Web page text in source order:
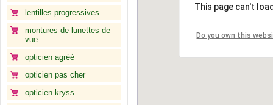
lentilles progressives
montures de lunettes de
vue
opticien agréé
opticien pas cher
opticien kryss
This page can't
Do you own this